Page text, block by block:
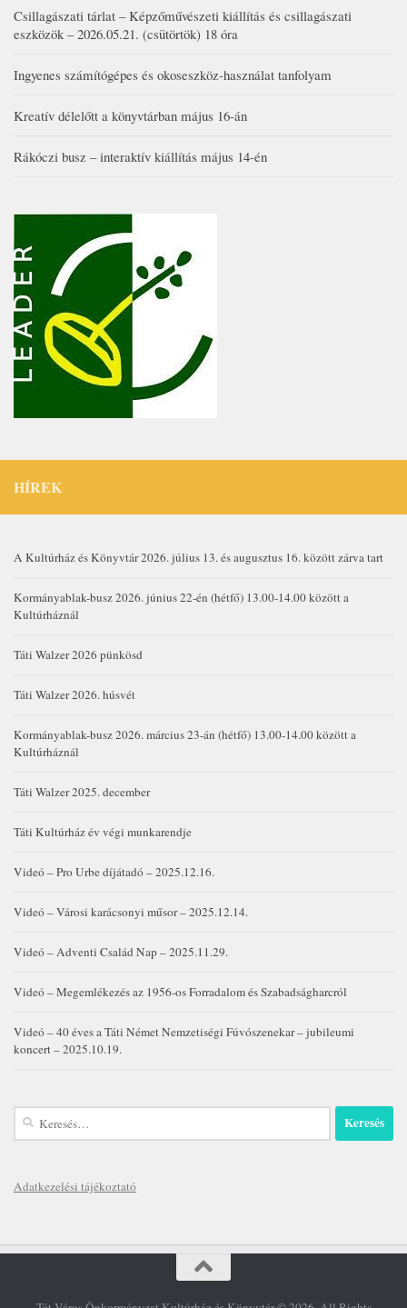
Csillagászati tárlat – Képzőművészeti kiállítás és csillagászati
eszközök – 2026.05.21. (csütörtök) 18 óra
Ingyenes számítógépes és okoseszköz-használat tanfolyam
Kreatív délelőtt a könyvtárban május 16-án
Rákóczi busz – interaktív kiállítás május 14-én
HÍREK
A Kultúrház és Könyvtár 2026. július 13. és augusztus 16. között zárva tart
Kormányablak-busz 2026. június 22-én (hétfő) 13.00-14.00 között a
Kultúrháznál
Táti Walzer 2026 pünkösd
Táti Walzer 2026. húsvét
Kormányablak-busz 2026. március 23-án (hétfő) 13.00-14.00 között a
Kultúrháznál
Táti Walzer 2025. december
Táti Kultúrház év végi munkarendje
Videó – Pro Urbe díjátadó – 2025.12.16.
Videó – Városi karácsonyi műsor – 2025.12.14.
Videó – Adventi Család Nap – 2025.11.29.
Videó – Megemlékezés az 1956-os Forradalom és Szabadságharcról
Videó – 40 éves a Táti Német Nemzetiségi Fúvószenekar – jubileumi
koncert – 2025.10.19.
Keresés:
Adatkezelési tájékoztató